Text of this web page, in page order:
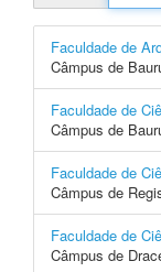
Faculdade de
Câmpus de
Faculdade de
Câmpus de
Faculdade de
Câmpus de
Faculdade de
Câmpus de